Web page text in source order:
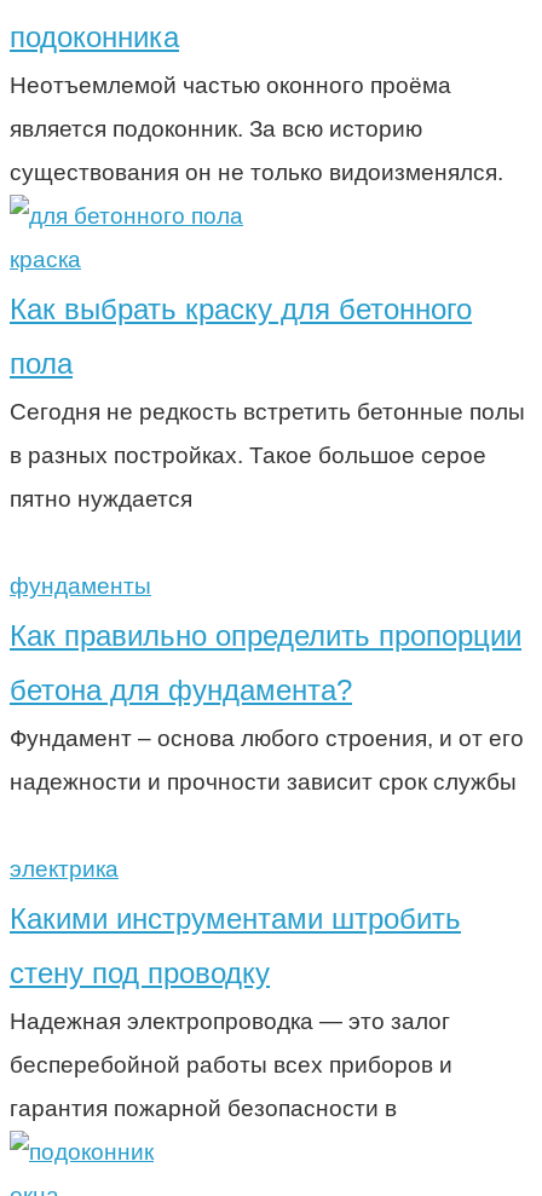
подоконника
Неотъемлемой частью оконного проёма
является подоконник. За всю историю
существования он не только видоизменялся.
краска
Как выбрать краску для бетонного
пола
Сегодня не редкость встретить бетонные полы
в разных постройках. Такое большое серое
пятно нуждается
фундаменты
Как правильно определить пропорции
бетона для фундамента?
Фундамент – основа любого строения, и от его
надежности и прочности зависит срок службы
электрика
Какими инструментами штробить
стену под проводку
Надежная электропроводка — это залог
бесперебойной работы всех приборов и
гарантия пожарной безопасности в